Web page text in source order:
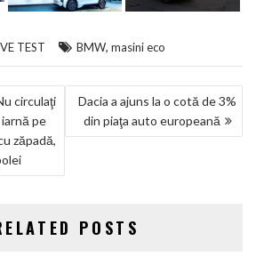
TEST BMW, masini eco
circulaţi
pe
zăpadă,
Dacia a ajuns la o cotă de 3%
din piaţa auto europeană
POSTS